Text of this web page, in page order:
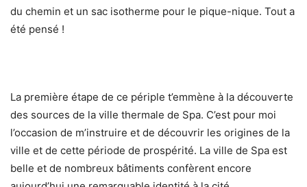
du chemin et un sac isotherme pour le pique-nique. Tout a
été pensé !
La première étape de ce périple t’emmène à la découverte
des sources de la ville thermale de Spa. C’est pour moi
l’occasion de m’instruire et de découvrir les origines de la
ville et de cette période de prospérité. La ville de Spa est
belle et de nombreux bâtiments confèrent encore